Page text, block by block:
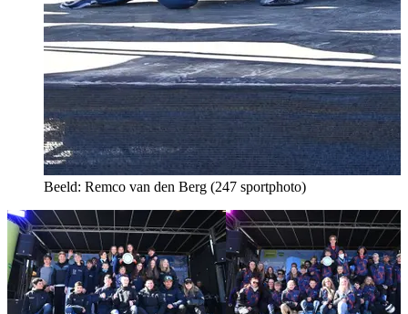
Beeld: Remco van den Berg (247 sportphoto)